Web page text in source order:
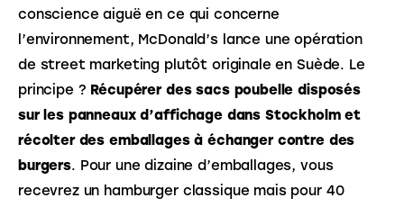
conscience aiguë en ce qui concerne
l’environnement, McDonald’s lance une opération
de street marketing plutôt originale en Suède. Le
principe ? Récupérer des sacs poubelle disposés
sur les panneaux d’affichage dans Stockholm et
récolter des emballages à échanger contre des
burgers. Pour une dizaine d’emballages, vous
recevrez un hamburger classique mais pour 40